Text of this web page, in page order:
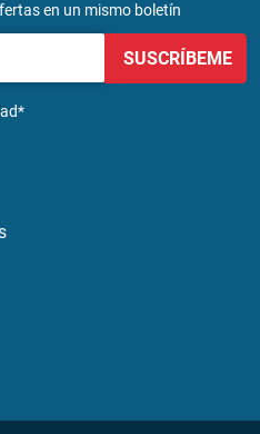
en un mismo boletín
SUSCRÍBEME